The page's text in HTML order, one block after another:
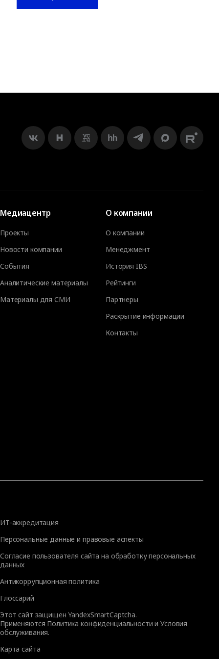
Медиацентр
Проекты
Новости компании
События
Аналитические материалы
Материалы для СМИ
О компании
О компании
Менеджмент
История IBS
Рейтинги
Партнеры
Раскрытие информации
Контакты
ИТ-аккредитация
Персональные данные и правовые аспекты
Согласие пользователя сайта на обработку персональных
данных
Антикоррупционная политика
Глоссарий
Этот сайт защищен YandexSmartCaptcha.
Применяются Политика конфиденциальности иУсловия
обслуживания.
Карта сайта